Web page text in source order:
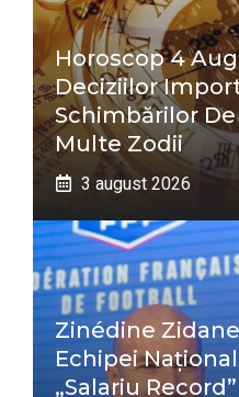
Horoscop 4
Deciziilor
Schimbărilor
Multe Zodii
3 august 2026
Zinédine
Echipei
„salariu